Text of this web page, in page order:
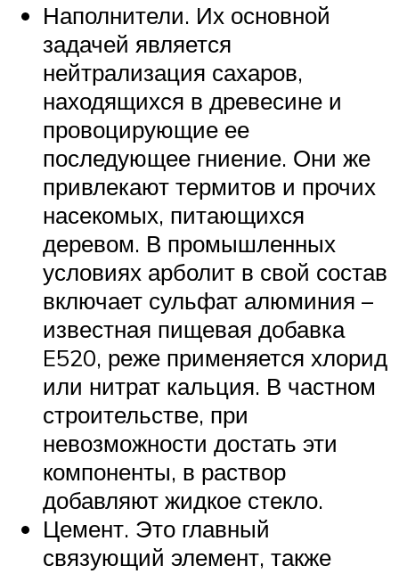
Наполнители. Их основной
задачей является
нейтрализация сахаров,
находящихся в древесине и
провоцирующие ее
последующее гниение. Они же
привлекают термитов и прочих
насекомых, питающихся
деревом. В промышленных
условиях арболит в свой состав
включает сульфат алюминия –
известная пищевая добавка
E520, реже применяется хлорид
или нитрат кальция. В частном
строительстве, при
невозможности достать эти
компоненты, в раствор
добавляют жидкое стекло.
Цемент. Это главный
связующий элемент, также